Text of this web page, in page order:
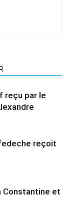
reçu par le
reçoit
Constantine et